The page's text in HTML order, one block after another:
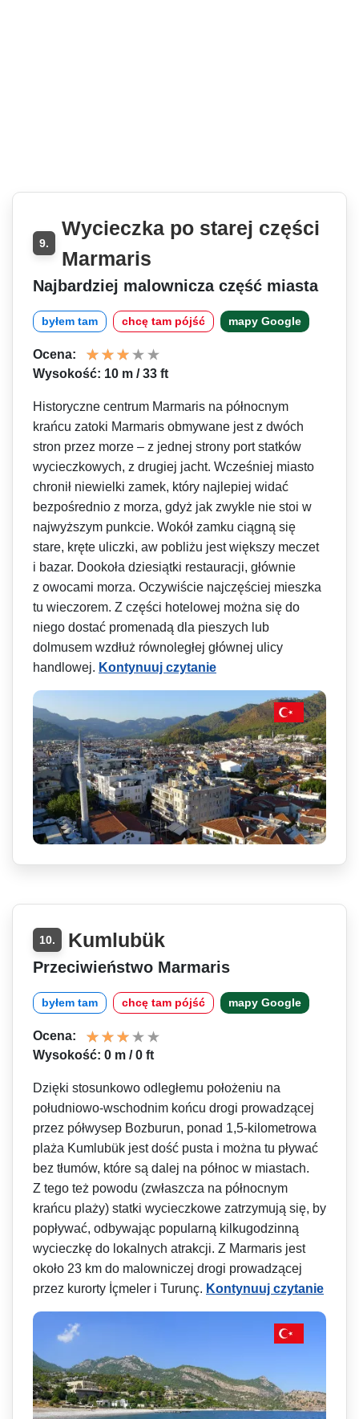
9.
Wycieczka po starej części
Marmaris
Najbardziej malownicza część miasta
byłem tam chcę tam pójść mapy Google
Ocena:
Wysokość: 10 m / 33 ft
Historyczne centrum Marmaris na północnym
krańcu zatoki Marmaris obmywane jest z dwóch
stron przez morze – z jednej strony port statków
wycieczkowych, z drugiej jacht. Wcześniej miasto
chronił niewielki zamek, który najlepiej widać
bezpośrednio z morza, gdyż jak zwykle nie stoi w
najwyższym punkcie. Wokół zamku ciągną się
stare, kręte uliczki, aw pobliżu jest większy meczet
i bazar. Dookoła dziesiątki restauracji, głównie
z owocami morza. Oczywiście najczęściej mieszka
tu wieczorem. Z części hotelowej można się do
niego dostać promenadą dla pieszych lub
dolmusem wzdłuż równoległej głównej ulicy
handlowej. Kontynuuj czytanie
10. Kumlubük
Przeciwieństwo Marmaris
byłem tam chcę tam pójść mapy Google
Ocena:
Wysokość: 0 m / 0 ft
Dzięki stosunkowo odległemu położeniu na
południowo-wschodnim końcu drogi prowadzącej
przez półwysep Bozburun, ponad 1,5-kilometrowa
plaża Kumlubük jest dość pusta i można tu pływać
bez tłumów, które są dalej na północ w miastach.
Z tego też powodu (zwłaszcza na północnym
krańcu plaży) statki wycieczkowe zatrzymują się, by
popływać, odbywając popularną kilkugodzinną
wycieczkę do lokalnych atrakcji. Z Marmaris jest
około 23 km do malowniczej drogi prowadzącej
przez kurorty İçmeler i Turunç. Kontynuuj czytanie